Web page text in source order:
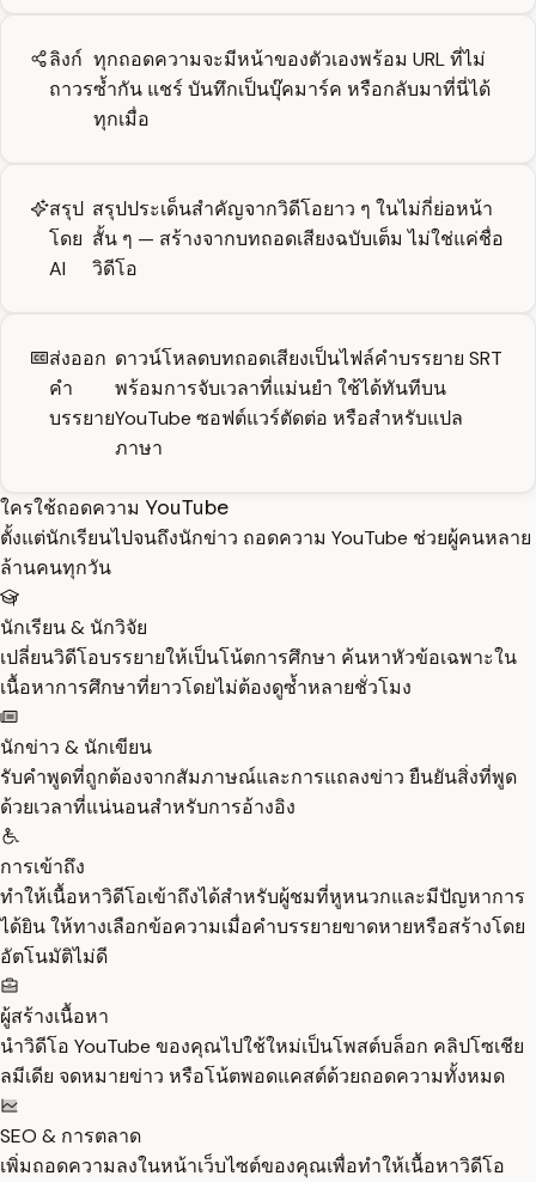
ลิงก์
ถาวร
ทุกถอดความจะมีหน้าของตัวเองพร้อม URL ที่ไม่
ซ้ำกัน แชร์ บันทึกเป็นบุ๊คมาร์ค หรือกลับมาที่นี่ได้
ทุกเมื่อ
สรุป
โดย
AI
สรุปประเด็นสำคัญจากวิดีโอยาว ๆ ในไม่กี่ย่อหน้า
สั้น ๆ — สร้างจากบทถอดเสียงฉบับเต็ม ไม่ใช่แค่ชื่อ
วิดีโอ
ส่งออก
คำ
บรรยาย
ดาวน์โหลดบทถอดเสียงเป็นไฟล์คำบรรยาย SRT
พร้อมการจับเวลาที่แม่นยำ ใช้ได้ทันทีบน
YouTube ซอฟต์แวร์ตัดต่อ หรือสำหรับแปล
ภาษา
ใครใช้ถอดความ YouTube
ตั้งแต่นักเรียนไปจนถึงนักข่าว ถอดความ YouTube ช่วยผู้คนหลาย
ล้านคนทุกวัน
นักเรียน & นักวิจัย
เปลี่ยนวิดีโอบรรยายให้เป็นโน้ตการศึกษา ค้นหาหัวข้อเฉพาะใน
เนื้อหาการศึกษาที่ยาวโดยไม่ต้องดูซ้ำหลายชั่วโมง
นักข่าว & นักเขียน
รับคำพูดที่ถูกต้องจากสัมภาษณ์และการแถลงข่าว ยืนยันสิ่งที่พูด
ด้วยเวลาที่แน่นอนสำหรับการอ้างอิง
การเข้าถึง
ทำให้เนื้อหาวิดีโอเข้าถึงได้สำหรับผู้ชมที่หูหนวกและมีปัญหาการ
ได้ยิน ให้ทางเลือกข้อความเมื่อคำบรรยายขาดหายหรือสร้างโดย
อัตโนมัติไม่ดี
ผู้สร้างเนื้อหา
นำวิดีโอ YouTube ของคุณไปใช้ใหม่เป็นโพสต์บล็อก คลิปโซเชีย
ลมีเดีย จดหมายข่าว หรือโน้ตพอดแคสต์ด้วยถอดความทั้งหมด
SEO & การตลาด
เพิ่มถอดความลงในหน้าเว็บไซต์ของคุณเพื่อทำให้เนื้อหาวิดีโอ